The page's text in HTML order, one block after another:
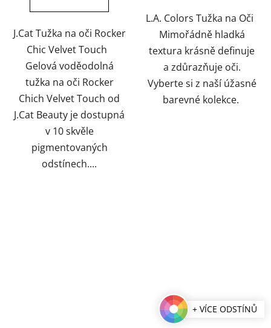
hvězdiček.
J.Cat Tužka na oči Rocker
Chic Velvet Touch
Gelová voděodolná
tužka na oči Rocker
Chich Velvet Touch od
J.Cat Beauty je dostupná
v 10 skvěle
pigmentovaných
odstínech....
hvězdiček.
L.A. Colors Tužka na Oči
Mimořádně hladká
textura krásně definuje
a zdůrazňuje oči.
Vyberte si z naší úžasné
barevné kolekce.
+ VÍCE ODSTÍNŮ